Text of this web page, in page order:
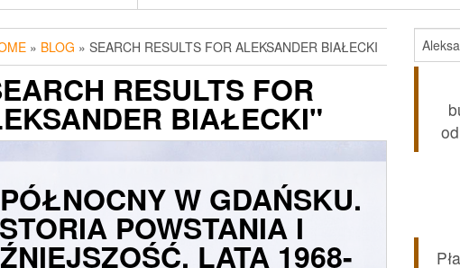
» BLOG » SEARCH RESULTS FOR ALEKSANDER BIAŁECKI
RESULTS FOR
BIAŁECKI"
W GDAŃSKU.
POWSTANIA I
LATA 1968-
Szukaj: